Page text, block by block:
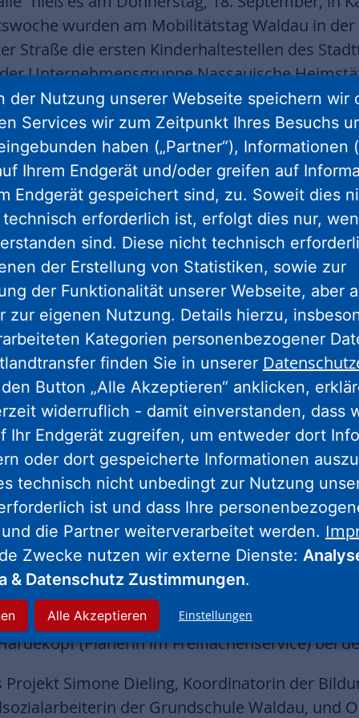
wurden am Mobilitätstag Waldau in
Straße die ersten Kinderhaltestellen des
Unternehmensgruppe Nassauische
Wohnungsunternehmen hat darüber hinaus
für 1.250 Frühblüher bereitgestellt.
als echter Hingucker
ein echter Hingucker. Ein
der riesige Radiergummi in
Nicole Maisch rief bei der Eröffnung
Die Idee des ‚Laufenden Schulbusses‘ ist,
So knüpfen sie Kontakte, bewegen sich
Eltern-Taxis vor den Schulen. Kurz
treffen – und los geht’s!“
NHW-Regionalcenters in Kassel, ergänzt:
und nachbarschaftliches Handeln im
dem Wandbild schaffen wir einen Ort, der
Fuß zu gehen.“
Soziale Quartiersentwicklung bei der
Entwicklung, Gesundheit und das
nachhaltiger und sicherer Mobilität ist es
mit rund 600 Wohnungen das größte NHW-
waren von der NHW auch Carsten
(Planerin im Freiflächenservice) bei
Simone Dieling, Koordinatorin der
der Grundschule Waldau, und
der Nutzung unserer Webseite speichern wir
Services wir zum Zeitpunkt Ihres Besuchs
haben („Partner“), Informationen
Ihrem Endgerät und/oder greifen auf
Endgerät gespeichert sind, zu. Soweit dies
erforderlich ist, erfolgt dies nur,
sind. Diese nicht technisch
der Erstellung von Statistiken, sowie zur
der Funktionalität unserer Webseite, aber
zur eigenen Nutzung. Details hierzu,
Kategorien personenbezogener
finden Sie in unserer
Button „Alle Akzeptieren“ anklicken,
widerruflich - damit einverstanden, dass
Ihr Endgerät zugreifen, um entweder dort
oder dort gespeicherte Informationen
technisch nicht unbedingt zur Nutzung
ist und dass Ihre
die Partner weiterverarbeitet werden.
Zwecke nutzen wir externe Dienste:
& Datenschutz Zustimmungen.
Einstellungen
Alle Akzeptieren